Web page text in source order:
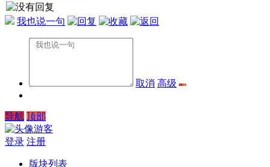
我也说一句
取消 高级
导航 顶部
游客
登录 注册
版块列表